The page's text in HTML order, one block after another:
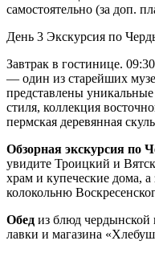
самостоятельно (за доп.
День 3 Экскурсия по
Завтрак в гостинице. 09:30
— один из старейших
представлены
стиля, коллекция
пермская деревянная
Обзорная экскурсия по
увидите Троицкий и
храм и купеческие дома, а
колокольню
Обед из блюд
лавки и магазина